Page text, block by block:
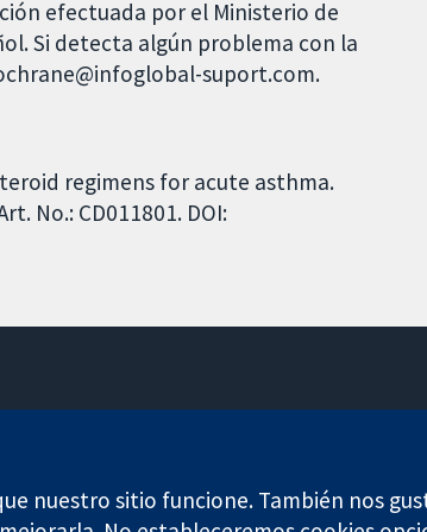
efectuada por el Ministerio de
Si detecta algún problema con la
suport.com.
regimens for acute asthma.
No.: CD011801. DOI:
nuestro sitio funcione. También nos